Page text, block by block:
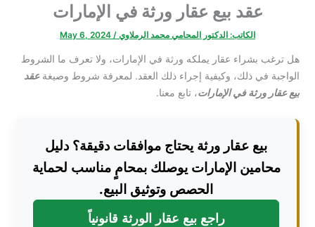
عقد بيع عقار ورثة في الإمارات
الكاتب: الدكتور المحامي محمد الرملاوي /
May 6, 2024
هل ترغب بشراء عقار يملكه ورثة في الإمارات، ولا تعرف ما الشروط
الواجبة في ذلك، وكيفية إجراء ذلك العقد. لمعرفة شروط وصيغةعقد
بيع عقار ورثة في الإمارات، تابع معنا.
بيع عقار ورثة يحتاج موافقات دقيقة؟ دليل
محامين الإمارات يوصلك بمحامٍ مناسب لحماية
الحصص وتوثيق البيع.
راجع بيع عقار الورثة قانونياً